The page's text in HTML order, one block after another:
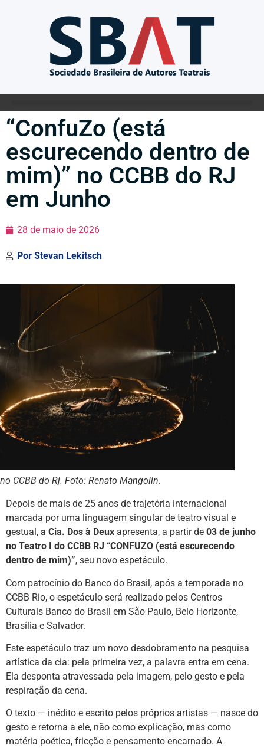
“ConfuZo (está
escurecendo dentro de
mim)” no CCBB do RJ
em Junho
28 de maio de 2026
Por Stevan Lekitsch
CCBB do Rj. Foto: Renato Mangolin.
Depois de mais de 25 anos de trajetória internacional
marcada por uma linguagem singular de teatro visual e
gestual, a Cia. Dos à Deux apresenta, a partir de 03 de junho
no Teatro I do CCBB RJ “CONFUZO (está escurecendo
dentro de mim)”, seu novo espetáculo.
Com patrocínio do Banco do Brasil, após a temporada no
CCBB Rio, o espetáculo será realizado pelos Centros
Culturais Banco do Brasil em São Paulo, Belo Horizonte,
Brasília e Salvador.
Este espetáculo traz um novo desdobramento na pesquisa
artística da cia: pela primeira vez, a palavra entra em cena.
Ela desponta atravessada pela imagem, pelo gesto e pela
respiração da cena.
O texto — inédito e escrito pelos próprios artistas — nasce do
gesto e retorna a ele, não como explicação, mas como
matéria poética, fricção e pensamento encarnado. A